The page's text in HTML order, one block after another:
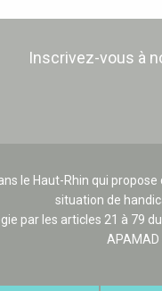
Inscrivez-vous à
le Haut-Rhin qui
situation de
par les articles 21 à 79